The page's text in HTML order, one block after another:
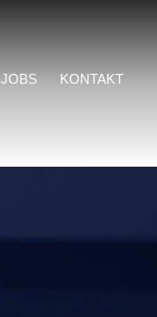
JOBS KONTAKT